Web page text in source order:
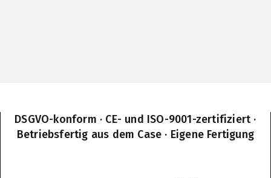
DSGVO-konform · CE- und ISO-9001-zertifiziert ·
Betriebsfertig aus dem Case · Eigene Fertigung